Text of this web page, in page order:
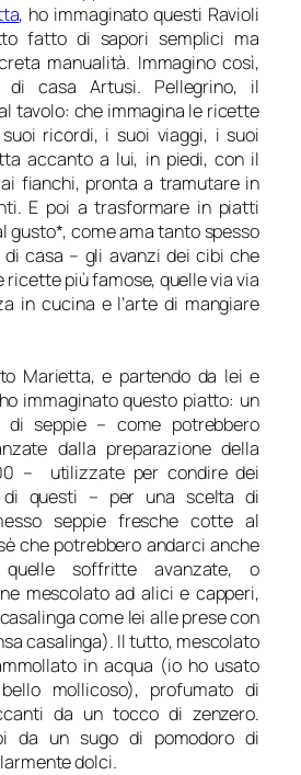
, ho immaginato questi Ravioli
fatto di sapori semplici ma
manualità. Immagino così,
casa Artusi. Pellegrino, il
tavolo: che immagina le ricette
ricordi, i suoi viaggi, i suoi
accanto a lui, in piedi, con il
fianchi, pronta a tramutare in
E poi a trasformare in piatti
gusto*, come ama tanto spesso
casa – gli avanzi dei cibi che
ricette più famose, quelle via via
in cucina e l’arte di mangiare
Marietta, e partendo da lei e
immaginato questo piatto: un
di seppie – come potrebbero
dalla preparazione della
– utilizzate per condire dei
di questi – per una scelta di
seppie fresche cotte al
che potrebbero andarci anche
soffritte avanzate, o
mescolato ad alici e capperi,
come lei alle prese con
casalinga). Il tutto, mescolato
in acqua (io ho usato
mollicoso), profumato di
da un tocco di zenzero.
da un sugo di pomodoro di
dolci.